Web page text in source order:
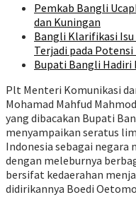
Pemkab Bangli
dan Kuningan
Bangli Klarifikasi
Terjadi pada
Bupati Bangli Hadiri
Plt Menteri Komunikasi
Mohamad Mahfud
yang dibacakan Bupati
menyampaikan seratus
Indonesia sebagai negara
dengan meleburnya
bersifat kedaerahan
didirikannya Boedi